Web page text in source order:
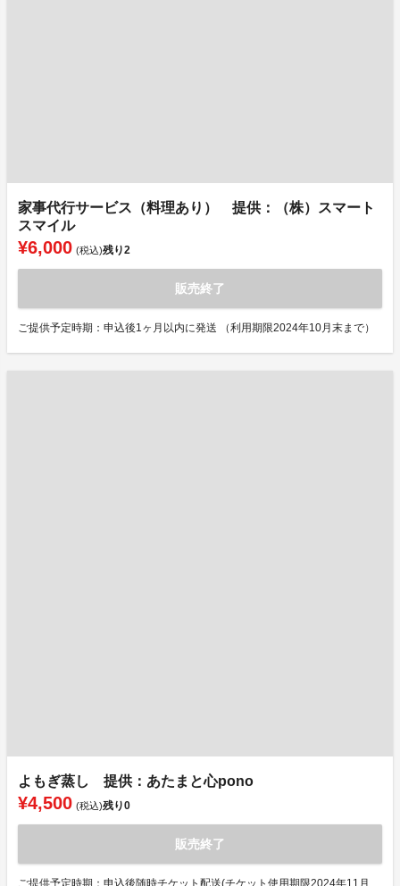
家事代行サービス（料理あり） 提供：（株）スマート
スマイル
¥6,000 (税込)残り2
販売終了
ご提供予定時期：申込後1ヶ月以内に発送 （利用期限2024年10月末まで）
よもぎ蒸し 提供：あたまと心pono
¥4,500 (税込)残り0
販売終了
ご提供予定時期：申込後随時チケット配送(チケット使用期限2024年11月